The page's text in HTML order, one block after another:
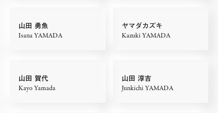
山田 勇魚
Isana YAMADA
ヤマダカズキ
Kazuki YAMADA
山田 賀代
Kayo Yamada
山田 淳吉
Junkichi YAMADA